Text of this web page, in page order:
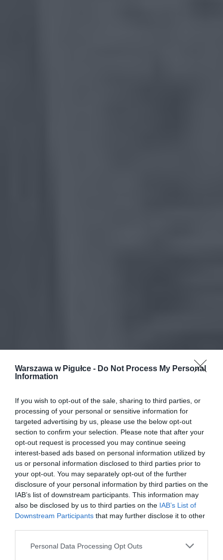
Warszawa w Pigułce - Do Not Process My Personal
Information
If you wish to opt-out of the sale, sharing to third parties, or
processing of your personal or sensitive information for
targeted advertising by us, please use the below opt-out
section to confirm your selection. Please note that after your
opt-out request is processed you may continue seeing
interest-based ads based on personal information utilized by
us or personal information disclosed to third parties prior to
your opt-out. You may separately opt-out of the further
disclosure of your personal information by third parties on the
IAB’s list of downstream participants. This information may
also be disclosed by us to third parties on the IAB’s List of
Downstream Participants that may further disclose it to other
Personal Data Processing Opt Outs